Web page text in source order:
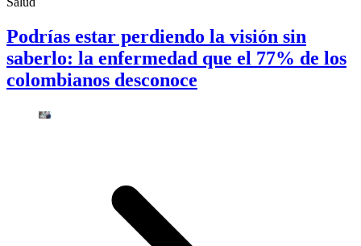
Podrías estar perdiendo la visión sin
saberlo: la enfermedad que el 77% de los
colombianos desconoce